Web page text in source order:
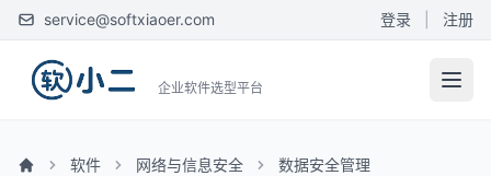
service@softxiaoer.com 登录 注册
企业软件选型平台
软件 网络与信息安全
数据安全管理